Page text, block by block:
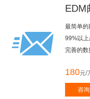
EDM
最简单的
99%以
完善的数
180元/
咨